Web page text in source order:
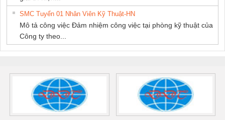
SMC Tuyển 01 Nhân Viên Kỹ Thuật-HN
Mô tả công việc Đảm nhiệm công việc tại phòng kỹ thuật của
Công ty theo...